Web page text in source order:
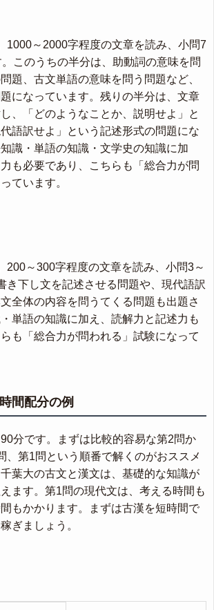
1000～2000字程度の文章を読み、小問7
このうちの半分は、助動詞の意味を問
題、古文単語の意味を問う問題など、
になっています。残りの半分は、文章
、「どのようなことか、説明せよ」と
語訳せよ」という記述形式の問題にな
識・単語の知識・文学史の知識に加
も必要であり、こちらも「総合力が問
ています。
200～300字程度の文章を読み、小問3～
き下し文を記述させる問題や、現代語訳
全体の内容を問うてくる問題も出題さ
単語の知識に加え、読解力と記述力も
も「総合力が問われる」試験になって
間配分の例
分です。まずは比較的容易な第2問か
、第1問という順番で解くのがおススメ
葉大の古文と漢文は、基礎的な知識が
ます。第1問の現代文は、考える時間も
もかかります。まずは古漢を短時間で
ぎましょう。